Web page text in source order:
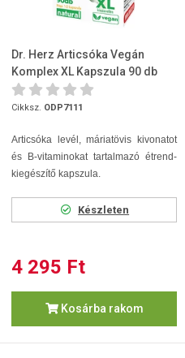
Dr. Herz Articsóka Vegán
Komplex XL Kapszula 90 db
Cikksz. ODP7111
Articsóka levél, máriatövis kivonatot
és B-vitaminokat tartalmazó étrend-
kiegészítő kapszula.
Készleten
4 295 Ft
Kosárba rakom